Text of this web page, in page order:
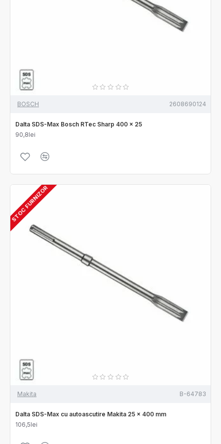
BOSCH 2608690124
Dalta SDS-Max Bosch RTec Sharp 400 x 25
90,8lei
STOC FURNIZOR
Makita B-64783
Dalta SDS-Max cu autoascutire Makita 25 x 400 mm
106,5lei